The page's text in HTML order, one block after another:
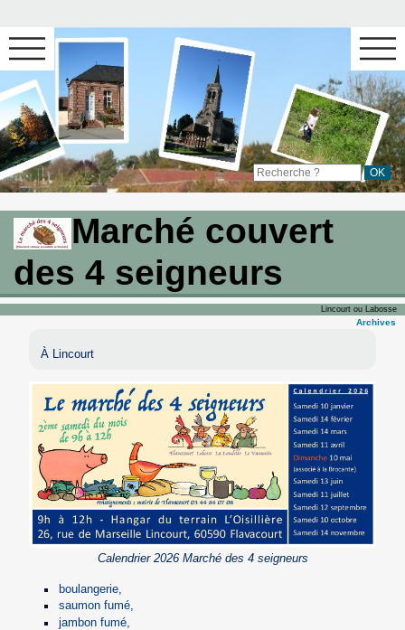
Marché couvert
des 4 seigneurs
Lincourt ou Labosse
Archives
À Lincourt
Calendrier 2026 Marché des 4 seigneurs
boulangerie,
saumon fumé,
jambon fumé,